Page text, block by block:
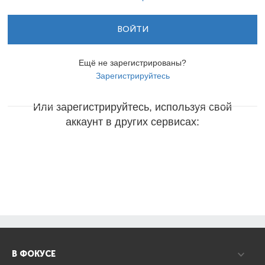
ВОЙТИ
Ещё не зарегистрированы?
Зарегистрируйтесь
Или зарегистрируйтесь, используя свой
аккаунт в других сервисах:
В ФОКУСЕ